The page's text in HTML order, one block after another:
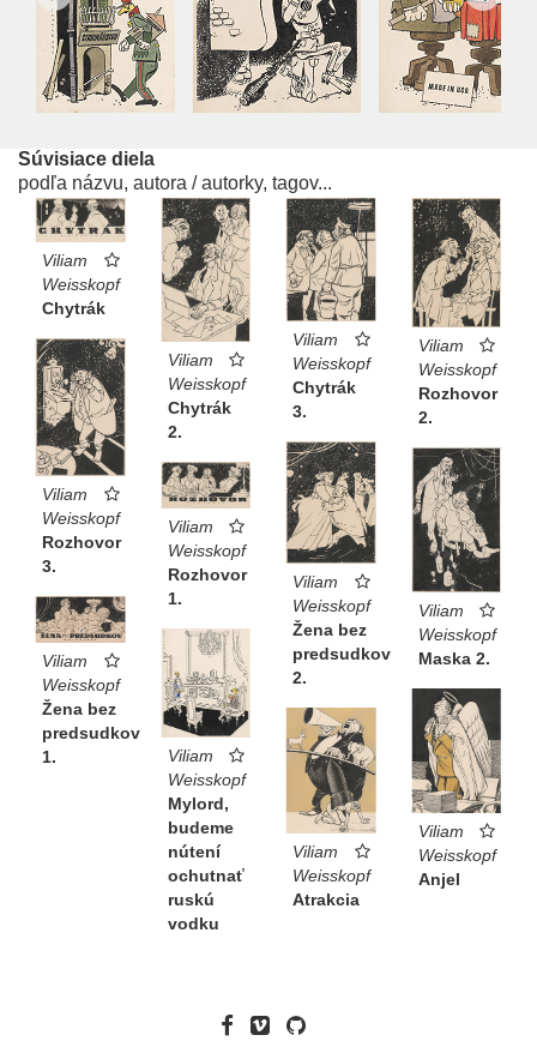
Súvisiace diela
podľa názvu, autora / autorky, tagov...
Viliam
Weisskopf
Chytrák
Viliam
Weisskopf
Chytrák
2.
Viliam
Weisskopf
Chytrák
3.
Viliam
Weisskopf
Rozhovor
2.
Viliam
Weisskopf
Rozhovor
3.
Viliam
Weisskopf
Žena bez
predsudkov
2.
Viliam
Weisskopf
Maska 2.
Viliam
Weisskopf
Rozhovor
1.
Viliam
Weisskopf
Žena bez
predsudkov
1.
Viliam
Weisskopf
Mylord,
budeme
nútení
ochutnať
ruskú
vodku
Viliam
Weisskopf
Anjel
Viliam
Weisskopf
Atrakcia